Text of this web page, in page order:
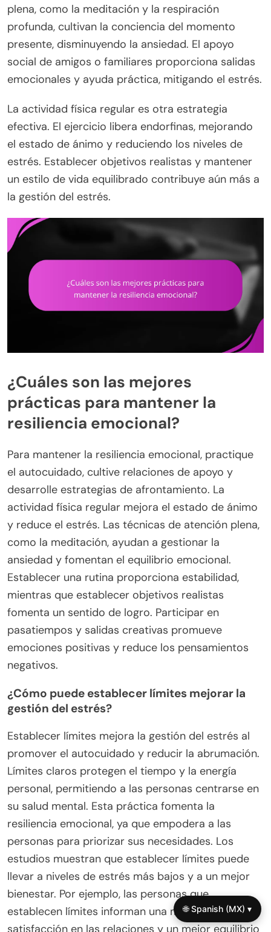
plena, como la meditación y la respiración
profunda, cultivan la conciencia del momento
presente, disminuyendo la ansiedad. El apoyo
social de amigos o familiares proporciona salidas
emocionales y ayuda práctica, mitigando el estrés.
La actividad física regular es otra estrategia
efectiva. El ejercicio libera endorfinas, mejorando
el estado de ánimo y reduciendo los niveles de
estrés. Establecer objetivos realistas y mantener
un estilo de vida equilibrado contribuye aún más a
la gestión del estrés.
¿Cuáles son las mejores
prácticas para mantener la
resiliencia emocional?
Para mantener la resiliencia emocional, practique
el autocuidado, cultive relaciones de apoyo y
desarrolle estrategias de afrontamiento. La
actividad física regular mejora el estado de ánimo
y reduce el estrés. Las técnicas de atención plena,
como la meditación, ayudan a gestionar la
ansiedad y fomentan el equilibrio emocional.
Establecer una rutina proporciona estabilidad,
mientras que establecer objetivos realistas
fomenta un sentido de logro. Participar en
pasatiempos y salidas creativas promueve
emociones positivas y reduce los pensamientos
negativos.
¿Cómo puede establecer límites mejorar la
gestión del estrés?
Establecer límites mejora la gestión del estrés al
promover el autocuidado y reducir la abrumación.
Límites claros protegen el tiempo y la energía
personal, permitiendo a las personas centrarse en
su salud mental. Esta práctica fomenta la
resiliencia emocional, ya que empodera a las
personas para priorizar sus necesidades. Los
estudios muestran que establecer límites puede
llevar a niveles de estrés más bajos y a un mejor
bienestar. Por ejemplo, las personas que
establecen límites informan una mayor
satisfacción en las relaciones y un mejor equilibrio
🌐 Spanish (MX) ▾